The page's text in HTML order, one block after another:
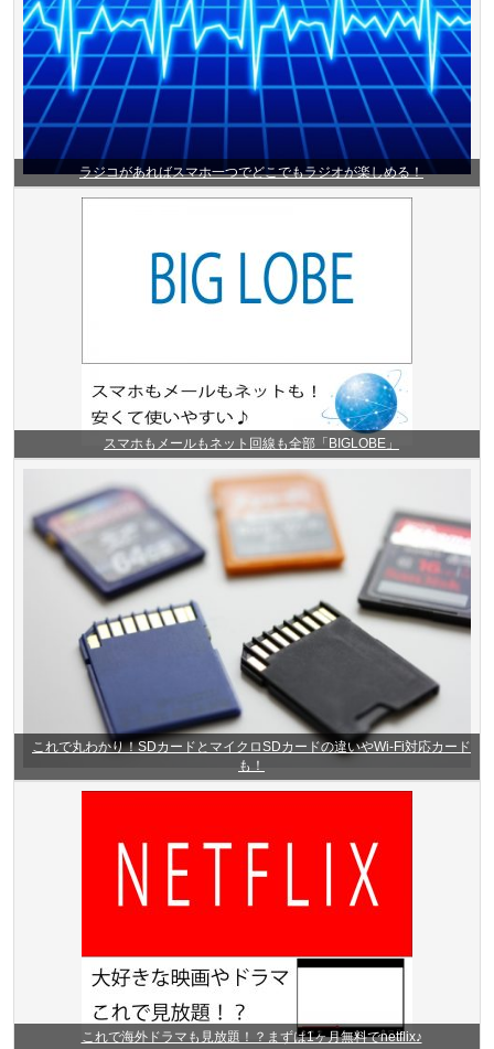
ラジコがあればスマホ一つでどこでもラジオが楽しめる！
スマホもメールもネット回線も全部「BIGLOBE」
これで丸わかり！SDカードとマイクロSDカードの違いやWi-Fi対応カード
も！
これで海外ドラマも見放題！？まずは1ヶ月無料でnetflix♪